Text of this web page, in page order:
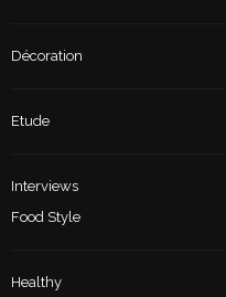
Décoration
Etude
Interviews
Food Style
Healthy